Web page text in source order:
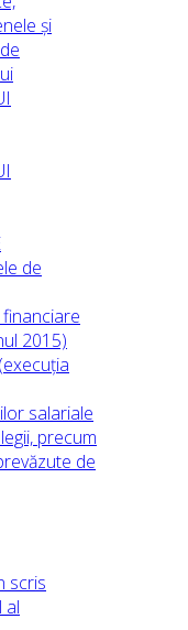
și
de
2015)
salariale
precum
de
scris
al